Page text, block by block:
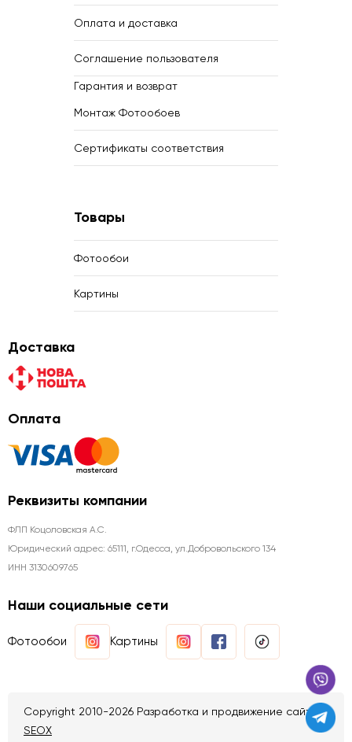
Оплата и доставка
Соглашение пользователя
Гарантия и возврат
Монтаж Фотообоев
Сертификаты соответствия
Товары
Фотообои
Картины
Доставка
Оплата
Реквизиты компании
ФЛП Коцоловская А.С.
Юридический адрес: 65111, г.Одесса, ул.Добровольского 134
ИНН 3130609765
Наши социальные сети
Фотообои Картины
Copyright 2010-2026 Разработка и продвижение сайтов
SEOX